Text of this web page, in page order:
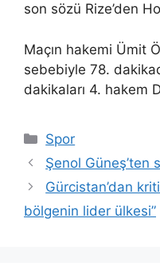
son sözü Rize’den
Maçın hakemi Ümit
sebebiyle 78.
dakikaları 4. hakem
Kategoriler
Spor
Şenol Güneş’ten
Gürcistan’dan
bölgenin lider ülkesi”